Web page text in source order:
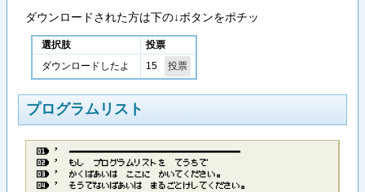
ダウンロードされた方は下の↓ボタンをポチッ
選択肢 投票
ダウンロードしたよ 15
プログラムリスト
’​ ​─​─​─​─​─​─​─​─​─​─​─​─​─​─​─​─​─​─​─​─​─
’​ ​も​し​ ​プ​ロ​グ​ラ​ム​リ​ス​ト​を​ ​て​う​ち​で
’​ ​か​く​ば​あ​い​は​ ​こ​こ​に​ ​か​い​て​く​だ​さ​い​。
’​ ​そ​う​で​な​い​ば​あ​い​は​ ​ま​る​ご​と​け​し​て​く​だ​さ​い​。